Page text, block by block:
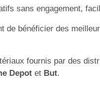
sans engagement,
bénéficier des
fournis par des
Depot et But.